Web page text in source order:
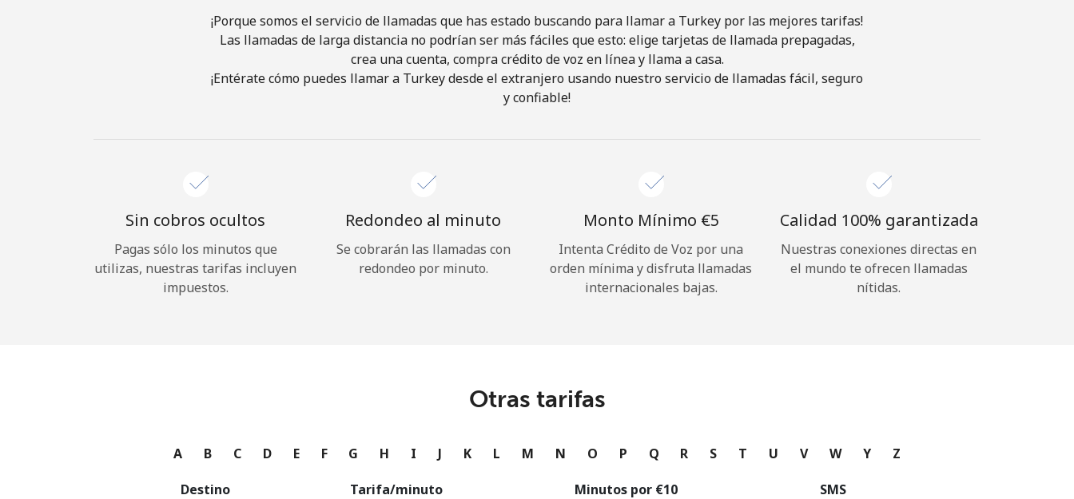
Únete
¡Hola!
Iniciar Sesión
Continuar con
¡Porque somos el servicio de llamadas que has estado buscando para llamar a Turkey por las mejores tarifas!
Las llamadas de larga distancia no podrían ser más fáciles que esto: elige tarjetas de llamada prepagadas,
crea una cuenta, compra crédito de voz en línea y llama a casa.
¡Entérate cómo puedes llamar a Turkey desde el extranjero usando nuestro servicio de llamadas fácil, seguro
y confiable!
Sin cobros ocultos
Pagas sólo los minutos que
utilizas, nuestras tarifas incluyen
impuestos.
Redondeo al minuto
Se cobrarán las llamadas con
redondeo por minuto.
Monto Mínimo ⁦€5⁩
Intenta Crédito de Voz por una
orden mínima y disfruta llamadas
internacionales bajas.
Calidad 100% garantizada
Nuestras conexiones directas en
el mundo te ofrecen llamadas
nítidas.
Otras tarifas
A B C D E F G H I J K L M N O P Q R S T U V W Y Z
Destino Tarifa/minuto Minutos por ⁦€10⁩ SMS